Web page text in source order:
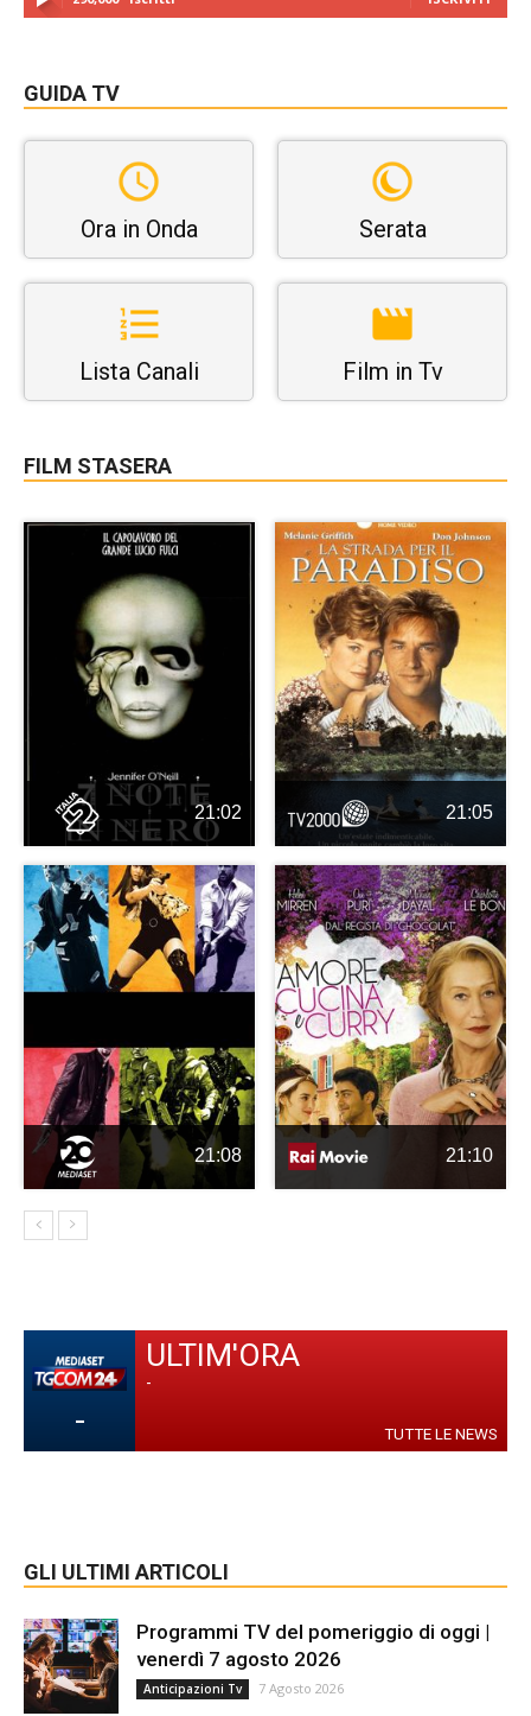
GUIDA TV
Ora in Onda Serata
Lista Canali Film in Tv
FILM STASERA
21:02 21:05
21:08 21:10
-
ULTIM'ORA
-
TUTTE LE NEWS
GLI ULTIMI ARTICOLI
Programmi TV del pomeriggio di oggi |
venerdì 7 agosto 2026
Anticipazioni Tv 7 Agosto 2026